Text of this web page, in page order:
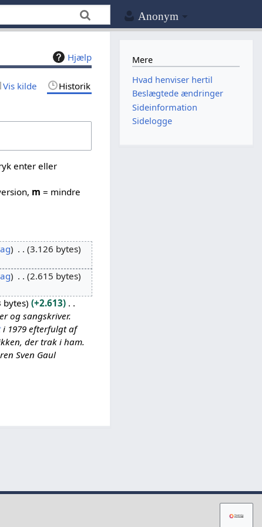
Anonym
Hjælp
Vis kilde Historik
enter eller
m = mindre
3.126 bytes
2.615 bytes
bytes
+2.613
og sangskriver.
i 1979 efterfulgt af
der trak i ham.
Sven Gaul
Mere
Hvad henviser hertil
Beslægtede ændringer
Sideinformation
Sidelogge